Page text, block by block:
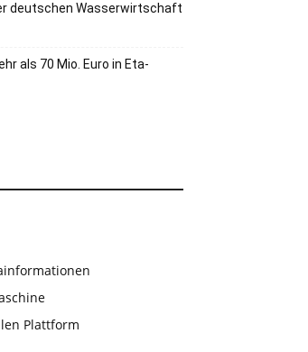
deutschen Wasserwirtschaft
als 70 Mio. Euro in Eta-
Plattform